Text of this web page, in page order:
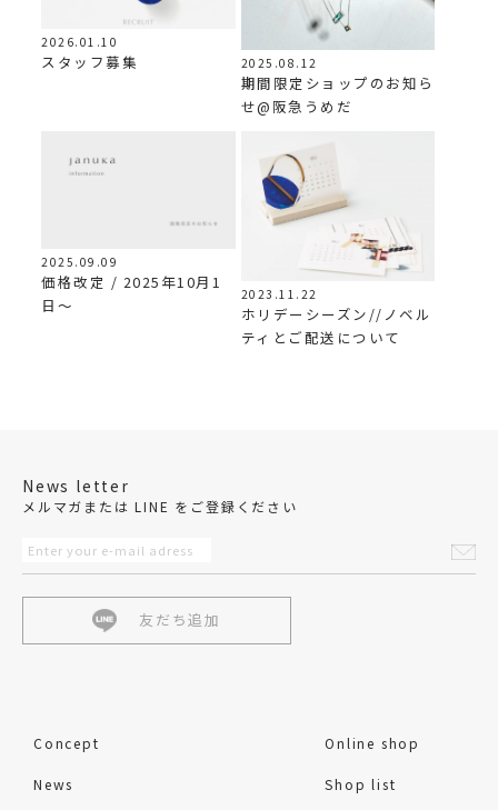
2026.01.10
スタッフ募集 2025.08.12
期間限定ショップのお知ら
せ@阪急うめだ
2025.09.09
価格改定 / 2025年10月1
日〜
2023.11.22
ホリデーシーズン//ノベル
ティとご配送について
Concept
News
Online shop
Shop list
News letter
メルマガまたは LINE をご登録ください
友だち追加